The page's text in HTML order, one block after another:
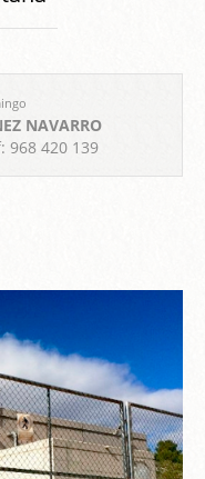
NAVARRO
968 420 139